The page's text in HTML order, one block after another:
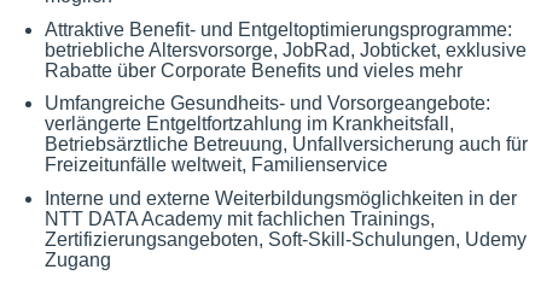
Attraktive Benefit- und Entgeltoptimierungsprogramme:
betriebliche Altersvorsorge, JobRad, Jobticket, exklusive
Rabatte über Corporate Benefits und vieles mehr
Umfangreiche Gesundheits- und Vorsorgeangebote:
verlängerte Entgeltfortzahlung im Krankheitsfall,
Betriebsärztliche Betreuung, Unfallversicherung auch für
Freizeitunfälle weltweit, Familienservice
Interne und externe Weiterbildungsmöglichkeiten in der
NTT DATA Academy mit fachlichen Trainings,
Zertifizierungsangeboten, Soft-Skill-Schulungen, Udemy
Zugang